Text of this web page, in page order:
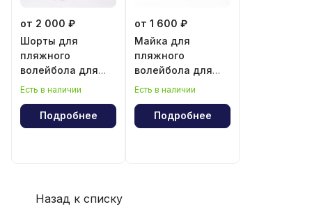
от 2 000 ₽
Шорты для
пляжного
волейбола для
мальчика и
Есть в наличии
Подробнее
от 1 600 ₽
Майка для
пляжного
волейбола для
мальчика
Есть в наличии
Подробнее
Назад к списку